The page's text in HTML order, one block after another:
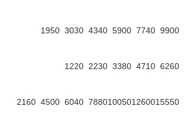
9900
7740
5900
4340
3030
1950
6260
4710
3380
2230
1220
15550
12600
10050
7880
6040
4500
2160